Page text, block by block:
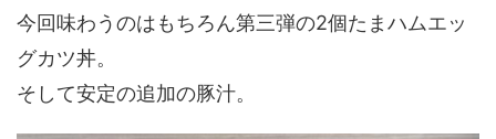
今回味わうのはもちろん第三弾の2個たまハムエッ
グカツ丼。
そして安定の追加の豚汁。